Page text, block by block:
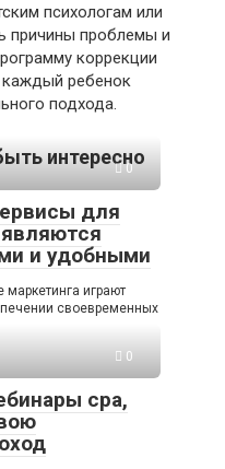
психологам или
причины проблемы и
коррекции
ребенок
подхода.
интересно
0
для
и удобными
играют
своевременных
0
cpa,